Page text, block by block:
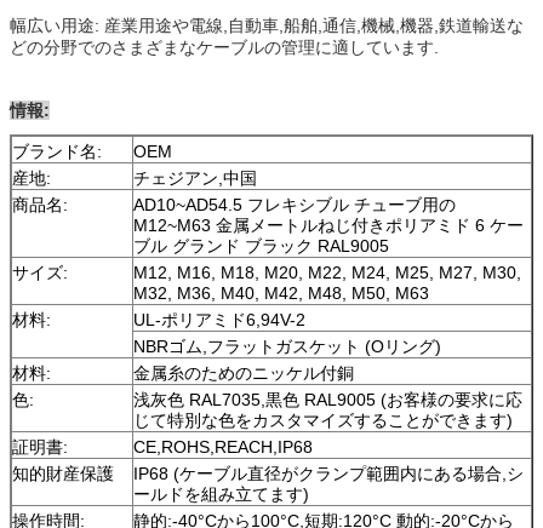
幅広い用途: 産業用途や電線,自動車,船舶,通信,機械,機器,鉄道輸送な
どの分野でのさまざまなケーブルの管理に適しています.
情報:
ブランド名:
OEM
産地:
チェジアン,中国
商品名:
AD10~AD54.5 フレキシブル チューブ用の
M12~M63 金属メートルねじ付きポリアミド 6 ケー
ブル グランド ブラック RAL9005
サイズ:
M12, M16, M18, M20, M22, M24, M25, M27, M30,
M32, M36, M40, M42, M48, M50, M63
材料:
UL-ポリアミド6,94V-2
NBRゴム,フラットガスケット (Oリング)
材料:
金属糸のためのニッケル付銅
色:
浅灰色 RAL7035,黒色 RAL9005 (お客様の要求に応
じて特別な色をカスタマイズすることができます)
証明書:
CE,ROHS,REACH,IP68
知的財産保護
IP68 (ケーブル直径がクランプ範囲内にある場合,シ
ールドを組み立てます)
操作時間:
静的:-40°Cから100°C,短期:120°C 動的:-20°Cから